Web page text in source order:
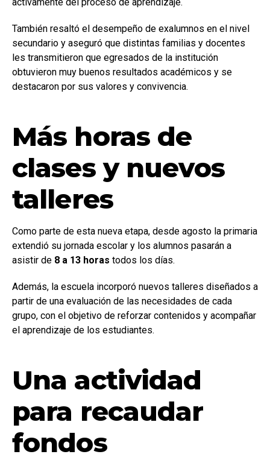
activamente del proceso de aprendizaje.
También resaltó el desempeño de exalumnos en el nivel
secundario y aseguró que distintas familias y docentes
les transmitieron que egresados de la institución
obtuvieron muy buenos resultados académicos y se
destacaron por sus valores y convivencia.
Más horas de
clases y nuevos
talleres
Como parte de esta nueva etapa, desde agosto la primaria
extendió su jornada escolar y los alumnos pasarán a
asistir de 8 a 13 horas todos los días.
Además, la escuela incorporó nuevos talleres diseñados a
partir de una evaluación de las necesidades de cada
grupo, con el objetivo de reforzar contenidos y acompañar
el aprendizaje de los estudiantes.
Una actividad
para recaudar
fondos